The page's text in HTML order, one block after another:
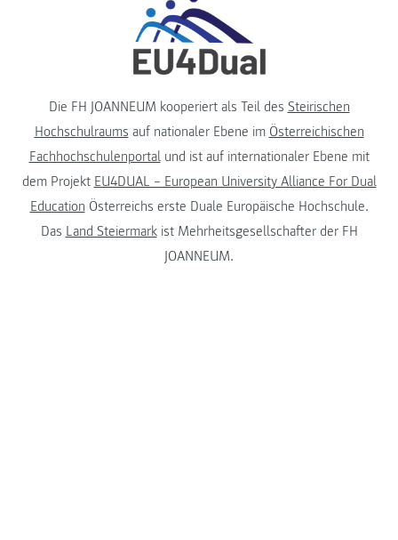
Die FH JOANNEUM kooperiert als Teil des Steirischen
Hochschulraums auf nationaler Ebene im Österreichischen
Fachhochschulenportalund ist auf internationaler Ebene mit
dem Projekt EU4DUAL – European University Alliance For Dual
Education Österreichs erste Duale Europäische Hochschule.
Das Land Steiermarkist Mehrheitsgesellschafter der FH
JOANNEUM.